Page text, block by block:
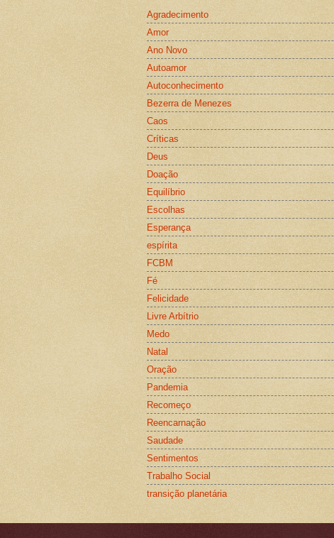
Agradecimento
Amor
Ano Novo
Autoamor
Autoconhecimento
Bezerra de Menezes
Caos
Críticas
Deus
Doação
Equilíbrio
Escolhas
Esperança
espírita
FCBM
Fé
Felicidade
Livre Arbítrio
Medo
Natal
Oração
Pandemia
Recomeço
Reencarnação
Saudade
Sentimentos
Trabalho Social
transição planetária